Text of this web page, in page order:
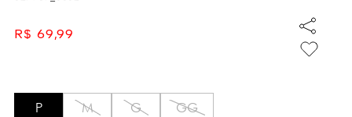
R$ 69,99
P M G
GG